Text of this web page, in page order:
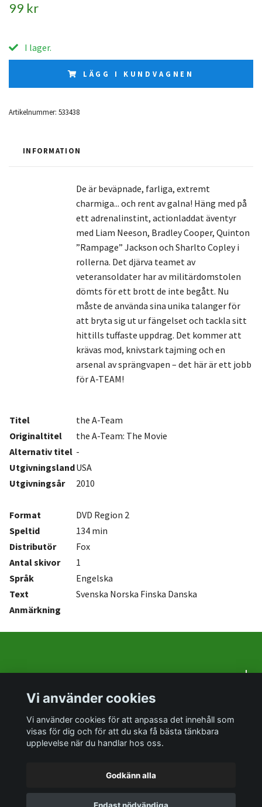
99 kr
I lager.
LÄGG I KUNDVAGNEN
Artikelnummer: 533438
INFORMATION
De är beväpnade, farliga, extremt
charmiga... och rent av galna! Häng med på
ett adrenalinstint, actionladdat äventyr
med Liam Neeson, Bradley Cooper, Quinton
”Rampage” Jackson och Sharlto Copley i
rollerna. Det djärva teamet av
veteransoldater har av militärdomstolen
dömts för ett brott de inte begått. Nu
måste de använda sina unika talanger för
att bryta sig ut ur fängelset och tackla sitt
hittills tuffaste uppdrag. Det kommer att
krävas mod, knivstark tajming och en
arsenal av sprängvapen – det här är ett jobb
för A-TEAM!
Titel
the A-Team
Originaltitel
the A-Team: The Movie
Alternativ titel -
UtgivningslandUSA
Utgivningsår
2010
Format
DVD Region 2
Speltid
134 min
Distributör
Fox
Antalskivor
1
Språk
Engelska
Text
Svenska Norska Finska Danska
Anmärkning
Om oss
Sociala medier
© 2026 PrylTokigt
Vi använder cookies
Vi använder cookies för att anpassa det innehåll som
visas för dig och för att du ska få bästa tänkbara
upplevelse när du handlar hos oss.
Godkänn alla